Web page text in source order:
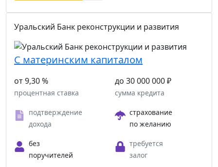
Уральский Банк реконструкции и развития
С материнским капиталом
от 9,30 %
процентная ставка
до 30 000 000 ₽
сумма кредита
подтверждение
дохода
страхование
по желанию
без
поручителей
требуется
залог